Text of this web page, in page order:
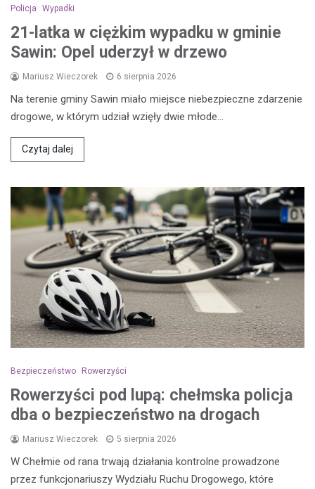
Policja Wypadki
21-latka w ciężkim wypadku w gminie
Sawin: Opel uderzył w drzewo
Mariusz Wieczorek 6 sierpnia 2026
Na terenie gminy Sawin miało miejsce niebezpieczne zdarzenie
drogowe, w którym udział wzięły dwie młode…
Czytaj dalej
Bezpieczeństwo Rowerzyści
Rowerzyści pod lupą: chełmska policja
dba o bezpieczeństwo na drogach
Mariusz Wieczorek 5 sierpnia 2026
W Chełmie od rana trwają działania kontrolne prowadzone
przez funkcjonariuszy Wydziału Ruchu Drogowego, które